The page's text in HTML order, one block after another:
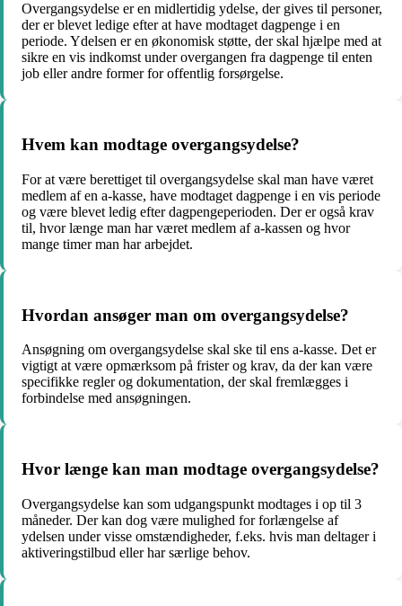
Overgangsydelse er en midlertidig ydelse, der gives til personer,
der er blevet ledige efter at have modtaget dagpenge i en
periode. Ydelsen er en økonomisk støtte, der skal hjælpe med at
sikre en vis indkomst under overgangen fra dagpenge til enten
job eller andre former for offentlig forsørgelse.
Hvem kan modtage overgangsydelse?
For at være berettiget til overgangsydelse skal man have været
medlem af en a-kasse, have modtaget dagpenge i en vis periode
og være blevet ledig efter dagpengeperioden. Der er også krav
til, hvor længe man har været medlem af a-kassen og hvor
mange timer man har arbejdet.
Hvordan ansøger man om overgangsydelse?
Ansøgning om overgangsydelse skal ske til ens a-kasse. Det er
vigtigt at være opmærksom på frister og krav, da der kan være
specifikke regler og dokumentation, der skal fremlægges i
forbindelse med ansøgningen.
Hvor længe kan man modtage overgangsydelse?
Overgangsydelse kan som udgangspunkt modtages i op til 3
måneder. Der kan dog være mulighed for forlængelse af
ydelsen under visse omstændigheder, f.eks. hvis man deltager i
aktiveringstilbud eller har særlige behov.